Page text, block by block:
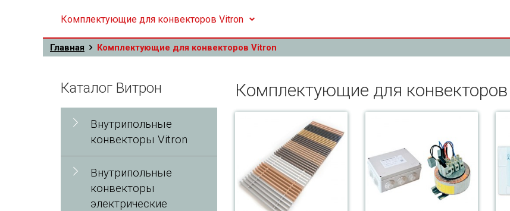
Комплектующие для конвекторов Vitron
Главная Комплектующие для конвекторов Vitron
Комплектующие для
Каталог Витрон
Внутрипольные
конвекторы Vitron
Внутрипольные
конвекторы
электрические